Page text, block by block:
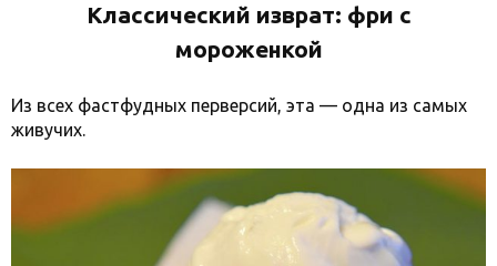
Классический изврат: фри с
мороженкой
Из всех фастфудных перверсий, эта — одна из самых
живучих.